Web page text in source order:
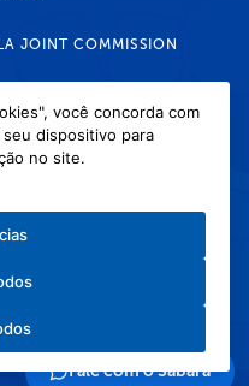
Fale com o Sabará
JOINT COMMISSION
— Todos os direitos reservados.
você concorda com
dispositivo para
no site.